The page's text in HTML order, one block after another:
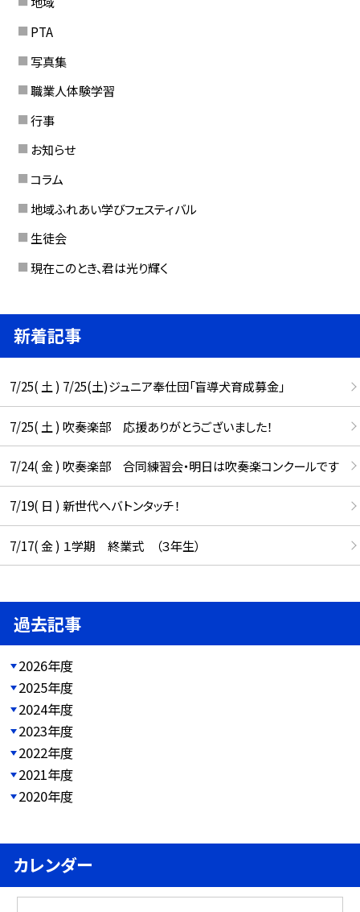
PTA
写真集
職業人体験学習
行事
お知らせ
コラム
地域ふれあい学びフェスティバル
生徒会
現在このとき、君は光り輝く
新着記事
7/25( 土 ) 7/25(土)ジュニア奉仕団「盲導犬育成募金」
7/25( 土 ) 吹奏楽部 応援ありがとうございました！
7/24( 金 ) 吹奏楽部 合同練習会・明日は吹奏楽コンクールです
7/19( 日 ) 新世代へバトンタッチ！
7/17( 金 ) １学期 終業式 （３年生）
過去記事
2026年度
2025年度
2024年度
2023年度
2022年度
2021年度
2020年度
カレンダー